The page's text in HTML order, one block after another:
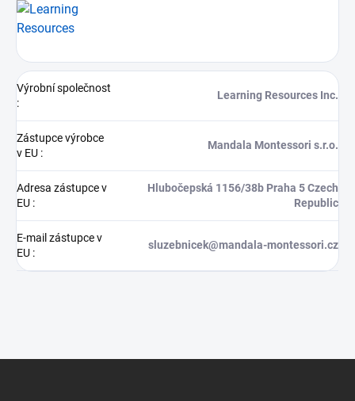
Výrobní společnost
:
Learning Resources Inc.
Zástupce výrobce
v EU :
Mandala Montessori s.r.o.
Adresa zástupce v
EU :
Hlubočepská 1156/38b Praha 5 Czech
Republic
E-mail zástupce v
EU :
sluzebnicek@mandala-montessori.cz